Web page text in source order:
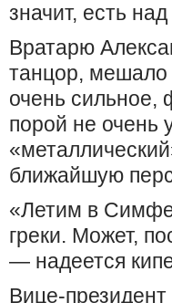
значит, есть
Вратарю
танцор, мешало
очень сильное,
порой не очень
ближайшую
«Летим в
греки. Может,
— надеется
Вице-